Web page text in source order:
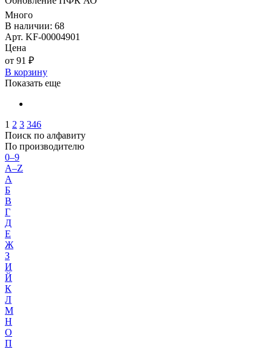
Много
В наличии: 68
Арт. KF-00004901
Цена
от 91 ₽
В корзину
Показать еще
1 2 3 346
Поиск по алфавиту
По производителю
0–9
A–Z
А
Б
В
Г
Д
Е
Ж
З
И
Й
К
Л
М
Н
О
П